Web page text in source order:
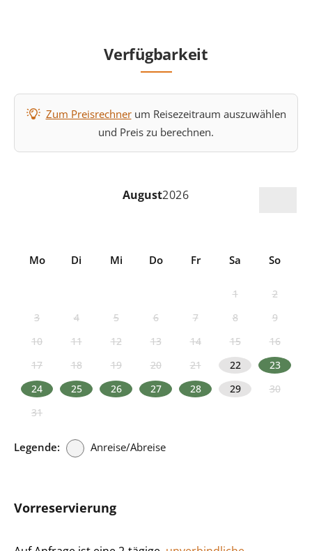
Verfügbarkeit
Zum Preisrechnerum Reisezeitraum auszuwählen
und Preis zu berechnen.
August2026
Mo Di Mi Do Fr Sa So
1
2
3
4 5 6 7 8
9
10
11 12 13 14 15
16
17
18 19 20 21 22
23
24
25 26 27 28 29
30
31
Legende: Anreise/Abreise
Vorreservierung